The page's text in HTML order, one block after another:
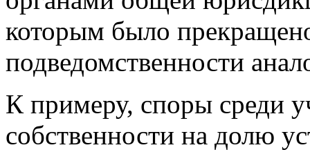
которым было
подведомственности
К примеру, споры среди
собственности на долю